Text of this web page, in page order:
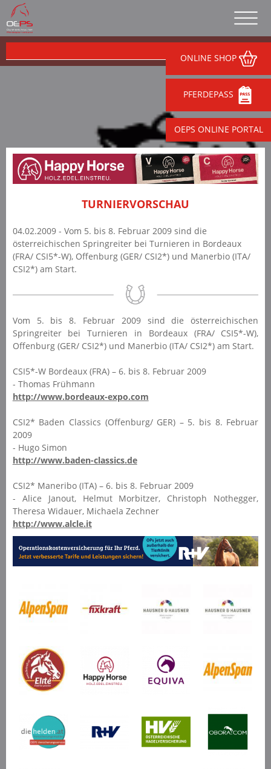
ONLINE SHOP
PFERDEPASS
OEPS ONLINE PORTAL
TURNIERVORSCHAU
04.02.2009 - Vom 5. bis 8. Februar 2009 sind die
österreichischen Springreiter bei Turnieren in Bordeaux
(FRA/ CSI5*-W), Offenburg (GER/ CSI2*) und Manerbio (ITA/
CSI2*) am Start.
Vom 5. bis 8. Februar 2009 sind die österreichischen
Springreiter bei Turnieren in Bordeaux (FRA/ CSI5*-W),
Offenburg (GER/ CSI2*) und Manerbio (ITA/ CSI2*) am Start.
CSI5*-W Bordeaux (FRA) – 6. bis 8. Februar 2009
- Thomas Frühmann
http://www.bordeaux-expo.com
CSI2* Baden Classics (Offenburg/ GER) – 5. bis 8. Februar
2009
- Hugo Simon
http://www.baden-classics.de
CSI2* Maneribo (ITA) – 6. bis 8. Februar 2009
- Alice Janout, Helmut Morbitzer, Christoph Nothegger,
Theresa Widauer, Michaela Zechner
http://www.alcle.it